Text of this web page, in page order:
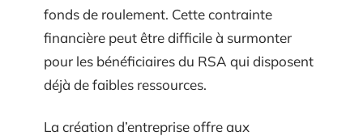
fonds de roulement. Cette contrainte
financière peut être difficile à surmonter
pour les bénéficiaires du RSA qui disposent
déjà de faibles ressources.
La création d’entreprise offre aux